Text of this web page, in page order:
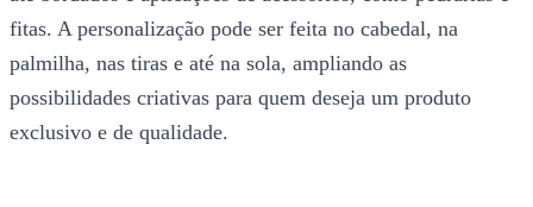
fitas. A personalização pode ser feita no cabedal, na
palmilha, nas tiras e até na sola, ampliando as
possibilidades criativas para quem deseja um produto
exclusivo e de qualidade.